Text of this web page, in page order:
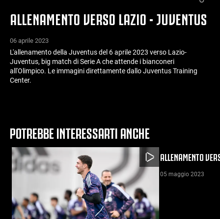
ALTRO
ALLENAMENTO VERSO LAZIO - JUVENTUS
06 aprile 2023
L'allenamento della Juventus del 6 aprile 2023 verso Lazio-
Juventus, big match di Serie A che attende i bianconeri
all'Olimpico. Le immagini direttamente dallo Juventus Training
Center.
POTREBBE INTERESSARTI ANCHE
ALLENAMENTO
05 maggio 2023